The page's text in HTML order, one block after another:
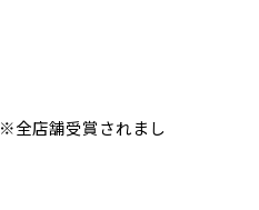
※全店舗受賞されまし